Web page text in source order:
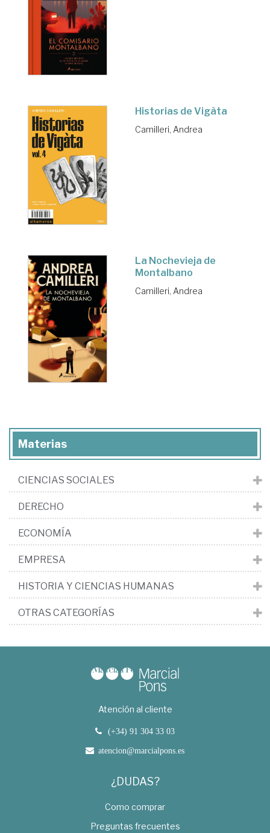
Historias de Vigàta
Camilleri, Andrea
La Nochevieja de
Montalbano
Camilleri, Andrea
Materias
CIENCIAS SOCIALES
DERECHO
ECONOMÍA
EMPRESA
HISTORIA Y CIENCIAS HUMANAS
OTRAS CATEGORÍAS
Atención al cliente
(+34) 91 304 33 03
atencion@marcialpons.es
¿DUDAS?
Como comprar
Preguntas frecuentes